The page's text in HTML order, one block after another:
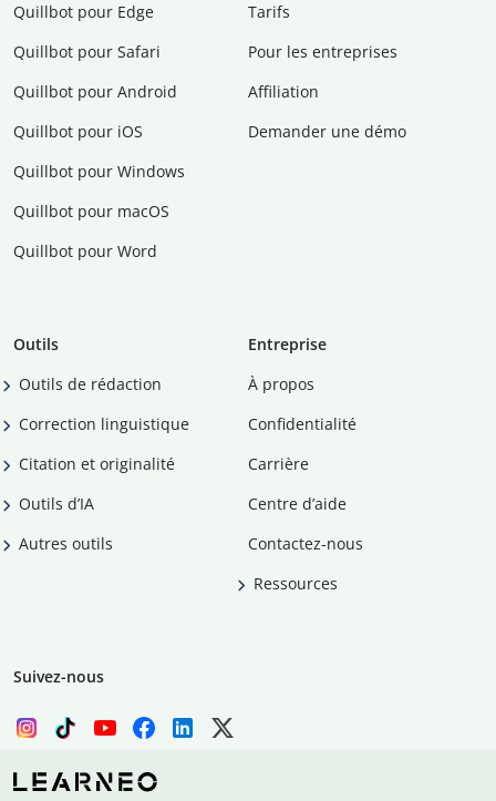
Quillbot pour Edge
Quillbot pour Safari
Quillbot pour Android
Quillbot pour iOS
Quillbot pour Windows
Quillbot pour macOS
Quillbot pour Word
Tarifs
Pour les entreprises
Affiliation
Demander une démo
Outils
Outils de rédaction
Correction linguistique
Citation et originalité
Outils d’IA
Autres outils
Entreprise
À propos
Confidentialité
Carrière
Centre d’aide
Contactez-nous
Ressources
Suivez-nous